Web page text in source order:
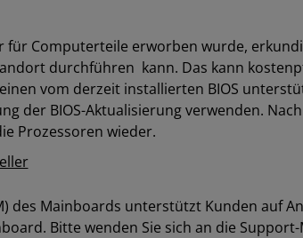
für Computerteile erworben wurde,
durchführen kann. Das kann
vom derzeit installierten BIOS
der BIOS-Aktualisierung verwenden.
Prozessoren wieder.
des Mainboards unterstützt Kunden auf
Bitte wenden Sie sich an die